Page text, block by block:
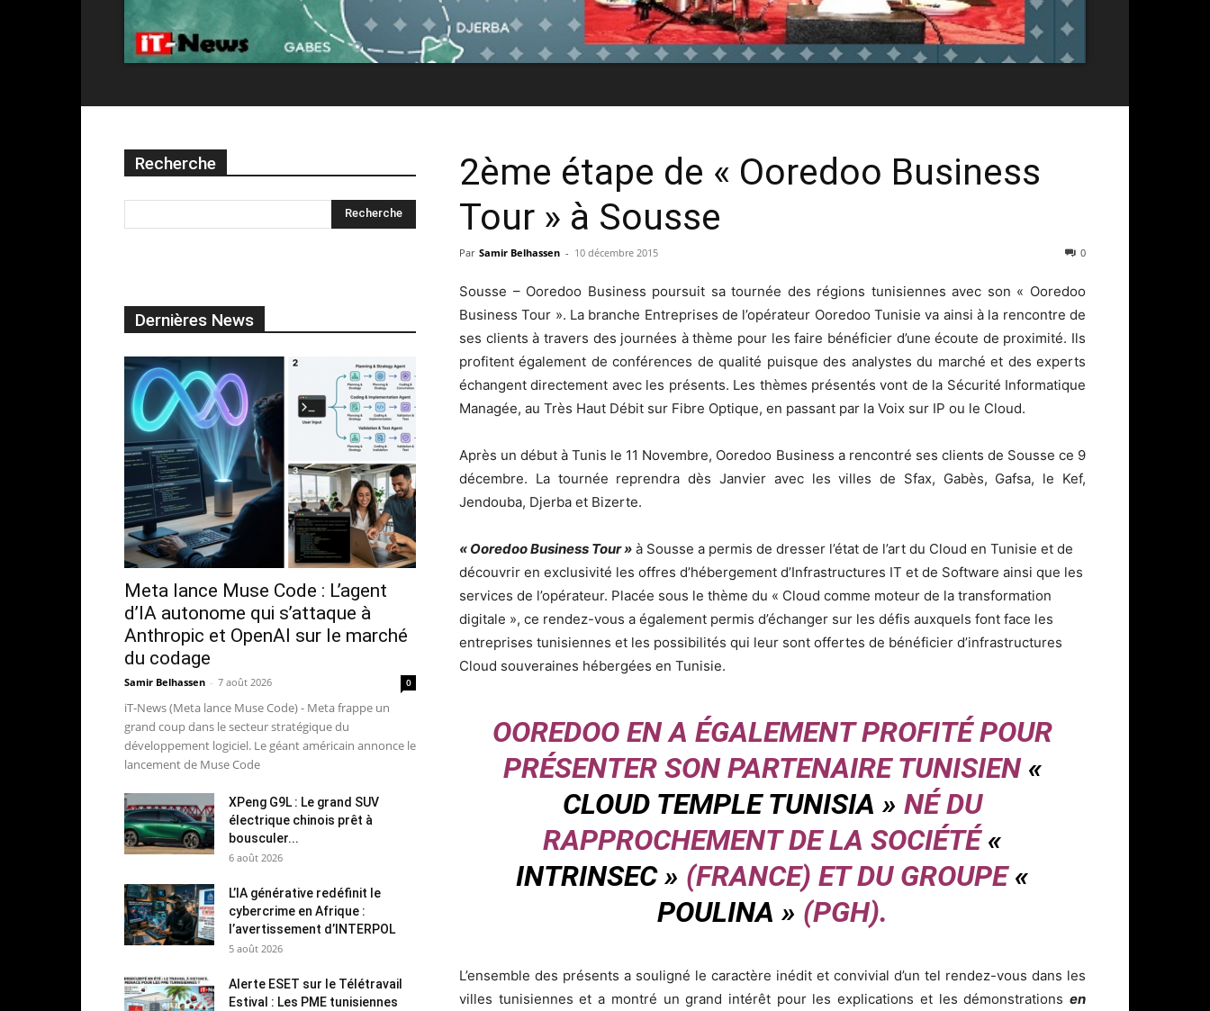
2ème étape de « Ooredoo Business
Tour » à Sousse
Par Samir Belhassen - 10 décembre 2015 0
Sousse – Ooredoo Business poursuit sa tournée des régions tunisiennes avec son « Ooredoo
Business Tour ». La branche Entreprises de l’opérateur Ooredoo Tunisie va ainsi à la rencontre de
ses clients à travers des journées à thème pour les faire bénéficier d’une écoute de proximité. Ils
profitent également de conférences de qualité puisque des analystes du marché et des experts
échangent directement avec les présents. Les thèmes présentés vont de la Sécurité Informatique
Managée, au Très Haut Débit sur Fibre Optique, en passant par la Voix sur IP ou le Cloud.
Après un début à Tunis le 11 Novembre, Ooredoo Business a rencontré ses clients de Sousse ce 9
décembre. La tournée reprendra dès Janvier avec les villes de Sfax, Gabès, Gafsa, le Kef,
Jendouba, Djerba et Bizerte.
« Ooredoo Business Tour » à Sousse a permis de dresser l’état de l’art du Cloud en Tunisie et de
découvrir en exclusivité les offres d’hébergement d’Infrastructures IT et de Software ainsi que les
services de l’opérateur. Placée sous le thème du « Cloud comme moteur de la transformation
digitale », ce rendez-vous a également permis d’échanger sur les défis auxquels font face les
entreprises tunisiennes et les possibilités qui leur sont offertes de bénéficier d’infrastructures
Cloud souveraines hébergées en Tunisie.
OOREDOO EN A ÉGALEMENT PROFITÉ POUR
PRÉSENTER SON PARTENAIRE TUNISIEN «
CLOUD TEMPLE TUNISIA » NÉ DU
RAPPROCHEMENT DE LA SOCIÉTÉ«
INTRINSEC » (FRANCE) ET DU GROUPE«
POULINA » (PGH).
L’ensemble des présents a souligné le caractère inédit et convivial d’un tel rendez-vous dans les
villes tunisiennes et a montré un grand intérêt pour les explications et les démonstrations en
Recherche
Dernières News
Meta lance Muse Code : L’agent
d’IA autonome qui s’attaque à
Anthropic et OpenAI sur le marché
du codage
Samir Belhassen - 7 août 2026 0
iT-News (Meta lance Muse Code) - Meta frappe un
grand coup dans le secteur stratégique du
développement logiciel. Le géant américain annonce le
lancement de Muse Code
XPeng G9L : Le grand SUV
électrique chinois prêt à
bousculer...
6 août 2026
L’IA générative redéfinit le
cybercrime en Afrique :
l’avertissement d’INTERPOL
5 août 2026
Alerte ESET sur le Télétravail
Estival : Les PME tunisiennes